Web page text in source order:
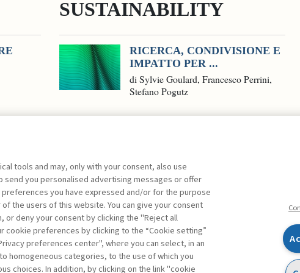
SUSTAINABILITY
RICERCA, CONDIVISIONE E
IMPATTO PER ...
di Sylvie Goulard, Francesco Perrini,
Stefano Pogutz
agli abbonati Premium
FacebookTwitterLinkedin
tools and may, only with your consent, also use
you personalised advertising messages or offer
you have expressed and/or for the purpose
the users of this website. You can give your consent
deny your consent by clicking the "Reject all
cookie preferences by clicking to the “Cookie setting”
preferences center", where you can select, in an
homogeneous categories, to the use of which you
choices. In addition, by clicking on the link "cookie